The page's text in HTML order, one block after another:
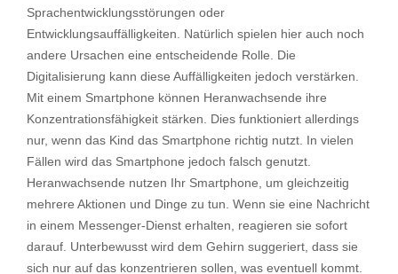
Sprachentwicklungsstörungen oder
Entwicklungsauffälligkeiten. Natürlich spielen hier auch noch
andere Ursachen eine entscheidende Rolle. Die
Digitalisierung kann diese Auffälligkeiten jedoch verstärken.
Mit einem Smartphone können Heranwachsende ihre
Konzentrationsfähigkeit stärken. Dies funktioniert allerdings
nur, wenn das Kind das Smartphone richtig nutzt. In vielen
Fällen wird das Smartphone jedoch falsch genutzt.
Heranwachsende nutzen Ihr Smartphone, um gleichzeitig
mehrere Aktionen und Dinge zu tun. Wenn sie eine Nachricht
in einem Messenger-Dienst erhalten, reagieren sie sofort
darauf. Unterbewusst wird dem Gehirn suggeriert, dass sie
sich nur auf das konzentrieren sollen, was eventuell kommt.